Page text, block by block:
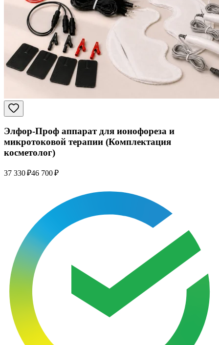
Элфор-Проф аппарат для ионофореза и
микротоковой терапии (Комплектация
косметолог)
37 330 ₽46 700 ₽